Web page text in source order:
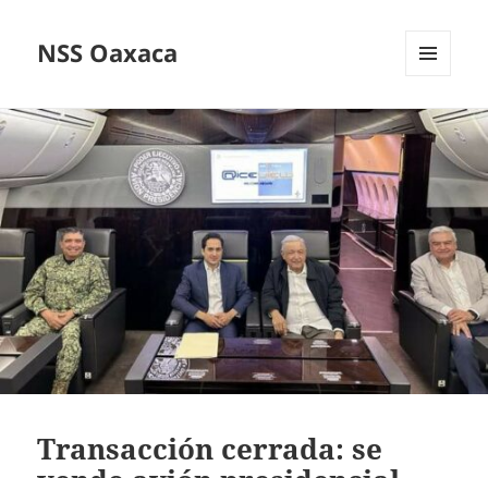
NSS Oaxaca
WIDGETS
Transacción cerrada: se